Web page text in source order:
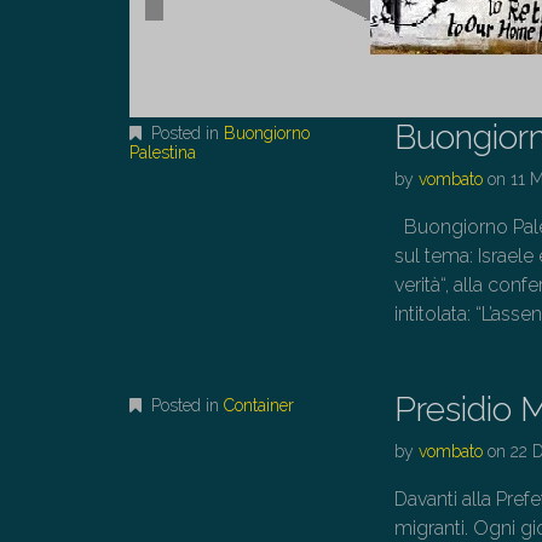
Posted in Buongiorno
Palestina
byvombato on 11
Buongiorno
sul tema: Israele
verità“, alla
intitolata:
Posted in Container Presidio
byvombato on22
Davanti alla
migranti. Ogni